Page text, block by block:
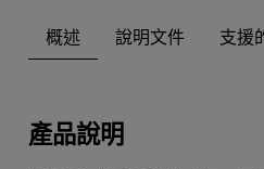
概述 說明文件 支援
產品說明